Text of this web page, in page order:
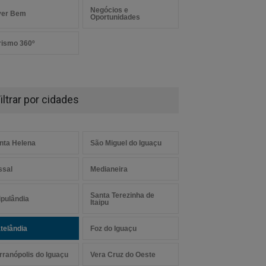
Bem
Negócios e
Oportunidades
360º
por cidades
Helena São Miguel do Iguaçu
Medianeira
Santa Terezinha de
Itaipu
Foz do Iguaçu
do Iguaçu Vera Cruz do Oeste